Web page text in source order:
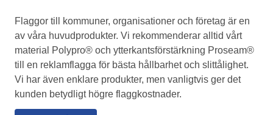
Flaggor till kommuner, organisationer och företag är en
av våra huvudprodukter. Vi rekommenderar alltid vårt
material Polypro® och ytterkantsförstärkning Proseam®
till en reklamflagga för bästa hållbarhet och slittålighet.
Vi har även enklare produkter, men vanligtvis ger det
kunden betydligt högre flaggkostnader.